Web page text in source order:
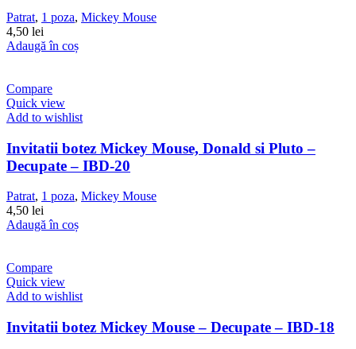
Patrat, 1 poza, Mickey Mouse
4,50 lei
Adaugă în coș
Compare
Quick view
Add to wishlist
Invitatii botez Mickey Mouse, Donald si Pluto –
Decupate – IBD-20
Patrat, 1 poza, Mickey Mouse
4,50 lei
Adaugă în coș
Compare
Quick view
Add to wishlist
Invitatii botez Mickey Mouse – Decupate – IBD-18